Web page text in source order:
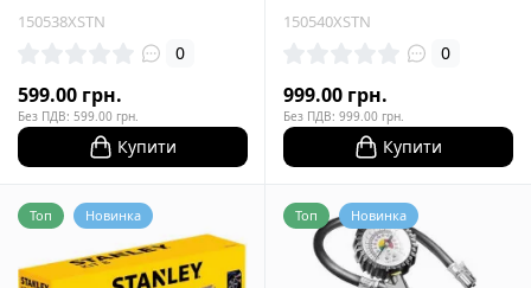
150538XSTN
0
599.00 грн.
Без ПДВ: 599.00 грн.
Купити
150540XSTN
0
999.00 грн.
Без ПДВ: 999.00 грн.
Купити
Топ Новинка Топ Новинка